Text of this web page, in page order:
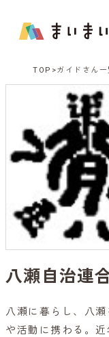
TOP ガイドさん一
八瀬自治連
八瀬に暮らし、八
や活動に携わる。